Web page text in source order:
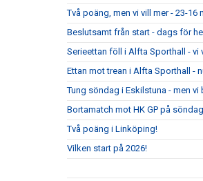
Två poäng, men vi vill mer - 23-16
Beslutsamt från start - dags för
Serieettan föll i Alfta Sporthall - vi
Ettan mot trean i Alfta Sporthall -
Tung söndag i Eskilstuna - men
Bortamatch mot HK GP på
Två poäng i Linköping!
Vilken start på 2026!